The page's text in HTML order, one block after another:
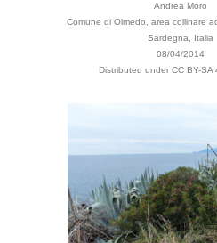
Andrea Moro
Comune di Olmedo, area collinare
Sardegna, Italia
08/04/2014
Distributed under CC BY-SA